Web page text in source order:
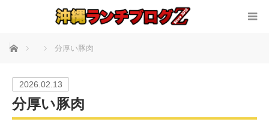
ホーム 分厚い豚肉
2026.02.13
分厚い豚肉